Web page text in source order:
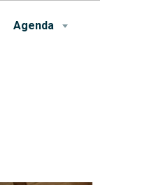
Agenda